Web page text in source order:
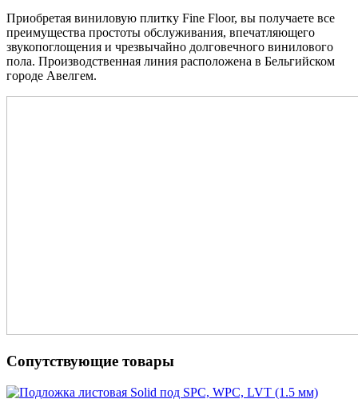
Приобретая виниловую плитку Fine Floor, вы получаете все
преимущества простоты обслуживания, впечатляющего
звукопоглощения и чрезвычайно долговечного винилового
пола. Производственная линия расположена в Бельгийском
городе Авелгем.
Сопутствующие товары